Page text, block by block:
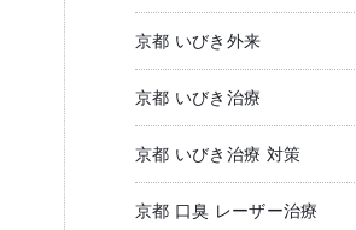
京都 いびき外来
京都 いびき治療
京都 いびき治療 対策
京都 口臭 レーザー治療